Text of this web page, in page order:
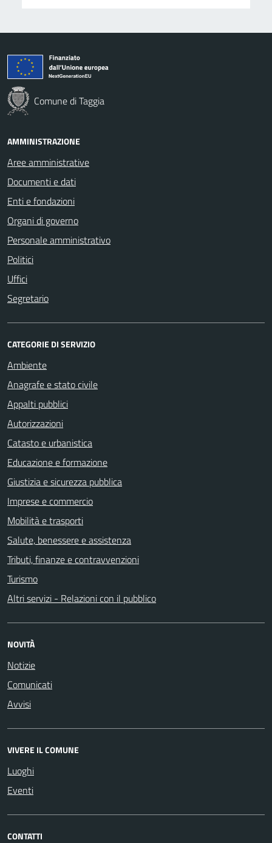
Comune di Taggia
AMMINISTRAZIONE
Aree amministrative
Documenti e dati
Enti e fondazioni
Organi di governo
Personale amministrativo
Politici
Uffici
Segretario
CATEGORIE DI SERVIZIO
Ambiente
Anagrafe e stato civile
Appalti pubblici
Autorizzazioni
Catasto e urbanistica
Educazione e formazione
Giustizia e sicurezza pubblica
Imprese e commercio
Mobilità e trasporti
Salute, benessere e assistenza
Tributi, finanze e contravvenzioni
Turismo
Altri servizi - Relazioni con il pubblico
NOVITÀ
Notizie
Comunicati
Avvisi
VIVERE IL COMUNE
Luoghi
Eventi
CONTATTI